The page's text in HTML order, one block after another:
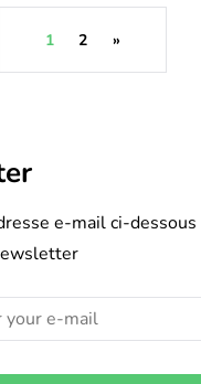
1 2 »
e-mail ci-dessous